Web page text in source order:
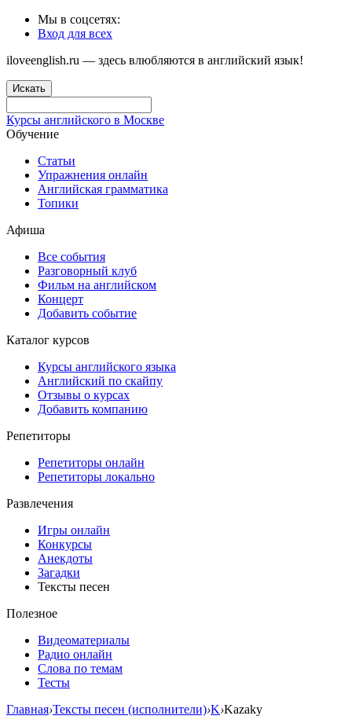
Мы в соцсетях:
Вход для всех
iloveenglish.ru — здесь влюбляются в английский язык!
Искать
Курсы английского в Москве
Обучение
Статьи
Упражнения онлайн
Английская грамматика
Топики
Афиша
Все события
Разговорный клуб
Фильм на английском
Концерт
Добавить событие
Каталог курсов
Курсы английского языка
Английский по скайпу
Отзывы о курсах
Добавить компанию
Репетиторы
Репетиторы онлайн
Репетиторы локально
Развлечения
Игры онлайн
Конкурсы
Анекдоты
Загадки
Тексты песен
Полезное
Видеоматериалы
Радио онлайн
Слова по темам
Тесты
Главная›Тексты песен (исполнители)›K›Kazaky